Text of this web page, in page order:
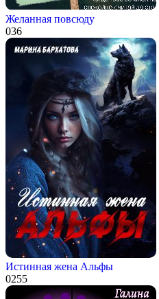
Желанная повсюду
036
Истинная жена Альфы
0255